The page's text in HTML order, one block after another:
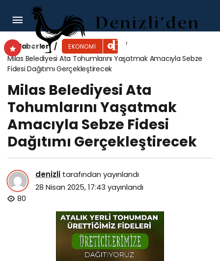
Haberler EKONOMI
Milas Belediyesi Ata Tohumlarını Yaşatmak Amacıyla Sebze
Fidesi Dağıtımı Gerçekleştirecek
Milas Belediyesi Ata
Tohumlarını Yaşatmak
Amacıyla Sebze Fidesi
Dağıtımı Gerçekleştirecek
denizli tarafından yayınlandı
28 Nisan 2025, 17:43 yayınlandı
80
Türk Traktör ile Kayhan Ertuğrul Makina
Arasında İş Birliği Gerçekleşmedi. Türk Traktör
Satın Alma İşleminden Vazgeçti.